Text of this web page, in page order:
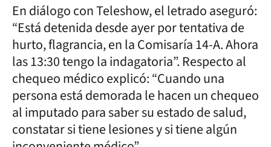
En diálogo con Teleshow, el letrado aseguró:
“Está detenida desde ayer por tentativa de
hurto, flagrancia, en la Comisaría 14-A. Ahora
las 13:30 tengo la indagatoria”. Respecto al
chequeo médico explicó: “Cuando una
persona está demorada le hacen un chequeo
al imputado para saber su estado de salud,
constatar si tiene lesiones y si tiene algún